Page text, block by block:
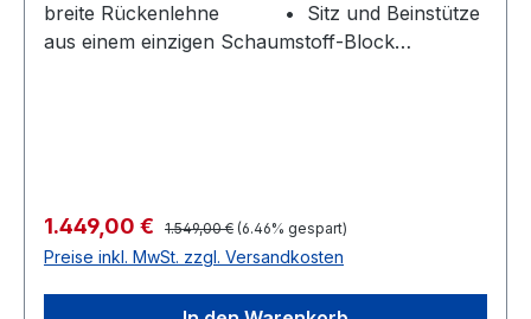
breite Rückenlehne • Sitz und Beinstütze
aus einem einzigen Schaumstoff-Block
motorigen Sesseln Bei 2-motorigen
Seniorensesseln sind Fußstütze und
Rückenlehne getrennt voneinander verstellbar.
So ist es z.B. auch in der Sitzposition möglich die
Verkaufspreis:
1.449,00 € Regulärer Preis:
1.549,00 € (6.46% gespart)
Preise inkl. MwSt. zzgl. Versandkosten